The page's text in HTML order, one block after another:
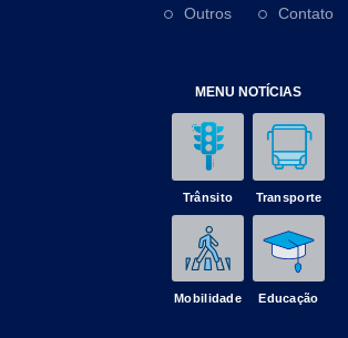
Outros
Contato
MENU NOTÍCIAS
Trânsito Transporte
Mobilidade Educação